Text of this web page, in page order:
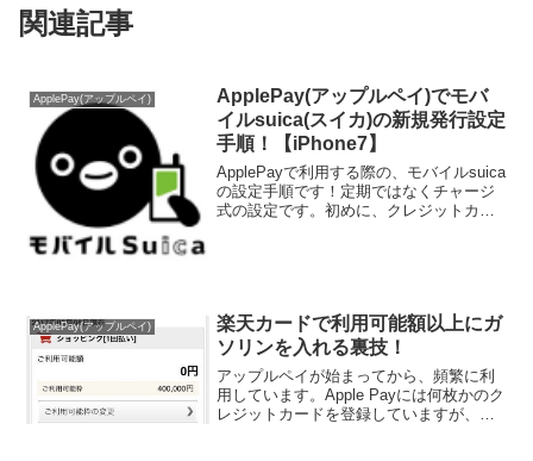
関連記事
ApplePay(アップルペイ)
ApplePay(アップルペイ)でモバ
イルsuica(スイカ)の新規発行設定
手順！【iPhone7】
ApplePayで利用する際の、モバイルsuica
の設定手順です！定期ではなくチャージ
式の設定です。初めに、クレジットカー
ApplePay(アップルペイ)
楽天カードで利用可能額以上にガ
ソリンを入れる裏技！
アップルペイが始まってから、頻繁に利
用しています。Apple Payには何枚かのク
レジットカードを登録していますが、そ